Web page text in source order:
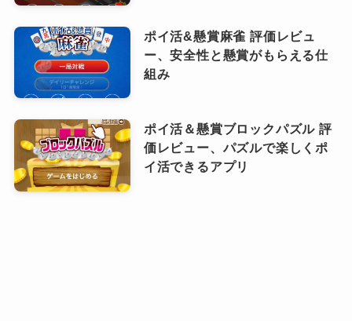
ポイ活&懸賞麻雀 評価レビュ
ー、安全性と懸賞がもらえる仕
組み
ポイ活＆懸賞ブロックパズル 評
価レビュー、パズルで楽しくポ
イ活できるアプリ